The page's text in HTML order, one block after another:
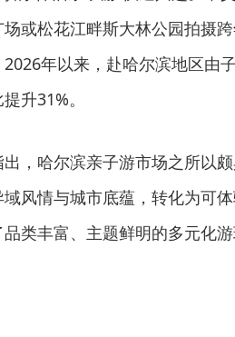
或松花江畔斯大林公园拍摄
年以来，赴哈尔滨地区由
升31%。
，哈尔滨亲子游市场之所以
风情与城市底蕴，转化为可
类丰富、主题鲜明的多元化